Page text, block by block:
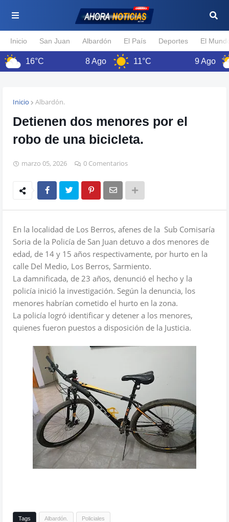
Inicio San Juan Albardón El País Deportes El
16°C 8 Ago 11°C 9 Ago
Inicio Albardón.
Detienen dos menores por el
robo de una bicicleta.
marzo 05, 2026 0 Comentarios
En la localidad de Los Berros, afenes de la Sub Comisaría
Soria de la Policía de San Juan detuvo a dos menores de
edad, de 14 y 15 años respectivamente, por hurto en la
calle Del Medio, Los Berros, Sarmiento.
La damnificada, de 23 años, denunció el hecho y la
policía inició la investigación. Según la denuncia, los
menores habrían cometido el hurto en la zona.
La policía logró identificar y detener a los menores,
quienes fueron puestos a disposición de la Justicia.
Tags Albardón. Policiales